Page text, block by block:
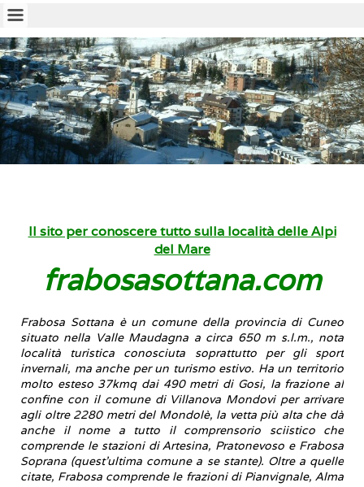
Il sito per conoscere tutto sulla località delle Alpi
del Mare
frabosasottana.com
Frabosa Sottanaè un comune della provincia di Cuneo
situato nella Valle Maudagna a circa 650 m s.l.m., nota
località turistica conosciuta soprattutto per gli sport
invernali, ma anche per un turismo estivo. Ha un territorio
molto esteso 37kmq dai 490 metri di Gosi, la frazione al
confine con il comune di Villanova Mondovi per arrivare
agli oltre 2280 metri del Mondolè, la vetta più alta che dà
anche il nome a tutto il comprensorio sciistico che
comprende le stazioni di Artesina, Pratonevoso e Frabosa
Soprana (quest'ultima comune a se stante). Oltre a quelle
citate, Frabosa comprende le frazioni di Pianvignale, Alma